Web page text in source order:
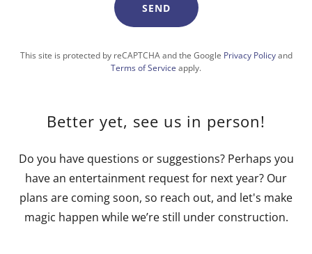
SEND
This site is protected by reCAPTCHA and the Google Privacy Policyand
Terms of Service apply.
Better yet, see us in person!
Do you have questions or suggestions? Perhaps you
have an entertainment request for next year? Our
plans are coming soon, so reach out, and let's make
magic happen while we’re still under construction.